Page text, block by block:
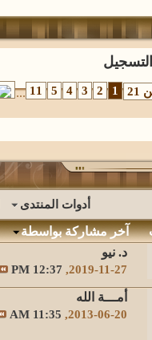
التسجيل
1
2
3
4
5
11
...
أدوات المنتدى
آخر مشاركة بواسطة
د. نيو
2019-11-27,
12:37 PM
أمـــة الله
2013-06-20,
11:35 AM